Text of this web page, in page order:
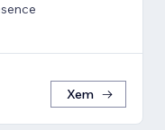
Xem